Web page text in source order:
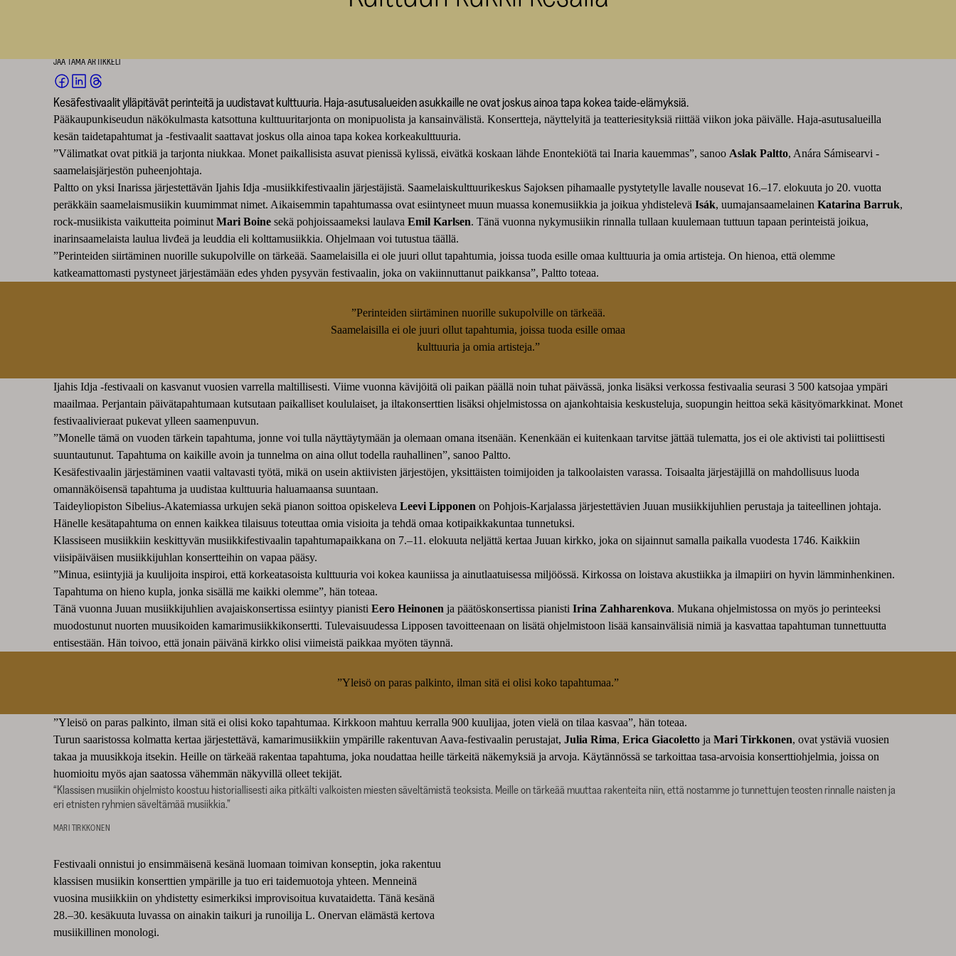
JAA TÄMÄ ARTIKKELI
JAA
FACEBOOKISSA
(AVAUTUU
UUTEEN
IKKUNAAN)
JAA
LINKEDINISSÄ
(AVAUTUU
UUTEEN
IKKUNAAN)
JAA
THREADSISSÄ
(AVAUTUU
UUTEEN
IKKUNAAN)
Kesäfestivaalit ylläpitävät perinteitä ja uudistavat kulttuuria. Haja-asutusalueiden asukkaille ne ovat joskus ainoa tapa kokea taide-elämyksiä.
Pääkaupunkiseudun näkökulmasta katsottuna kulttuuritarjonta on monipuolista ja kansainvälistä. Konsertteja, näyttelyitä ja teatteriesityksiä riittää viikon joka päivälle. Haja-asutusalueilla
kesän taidetapahtumat ja -festivaalit saattavat joskus olla ainoa tapa kokea korkeakulttuuria.
”Välimatkat ovat pitkiä ja tarjonta niukkaa. Monet paikallisista asuvat pienissä kylissä, eivätkä koskaan lähde Enontekiötä tai Inaria kauemmas”, sanoo Aslak Paltto, Anára Sámisearvi -
saamelaisjärjestön puheenjohtaja.
Paltto on yksi Inarissa järjestettävän Ijahis Idja -musiikkifestivaalin järjestäjistä. Saamelaiskulttuurikeskus Sajoksen pihamaalle pystytetylle lavalle nousevat 16.–17. elokuuta jo 20. vuotta
peräkkäin saamelaismusiikin kuumimmat nimet. Aikaisemmin tapahtumassa ovat esiintyneet muun muassa konemusiikkia ja joikua yhdistelevä Isák, uumajansaamelainen Katarina Barruk,
rock-musiikista vaikutteita poiminut Mari Boinesekä pohjoissaameksi laulava Emil Karlsen. Tänä vuonna nykymusiikin rinnalla tullaan kuulemaan tuttuun tapaan perinteistä joikua,
inarinsaamelaista laulua livđeä ja leuddia eli kolttamusiikkia. Ohjelmaan voi tutustua täällä.
”Perinteiden siirtäminen nuorille sukupolville on tärkeää. Saamelaisilla ei ole juuri ollut tapahtumia, joissa tuoda esille omaa kulttuuria ja omia artisteja. On hienoa, että olemme
katkeamattomasti pystyneet järjestämään edes yhden pysyvän festivaalin, joka on vakiinnuttanut paikkansa”, Paltto toteaa.
”Perinteiden siirtäminen nuorille sukupolville on tärkeää.
Saamelaisilla ei ole juuri ollut tapahtumia, joissa tuoda esille omaa
kulttuuria ja omia artisteja.”
Ijahis Idja -festivaali on kasvanut vuosien varrella maltillisesti. Viime vuonna kävijöitä oli paikan päällä noin tuhat päivässä, jonka lisäksi verkossa festivaalia seurasi 3 500 katsojaa ympäri
maailmaa. Perjantain päivätapahtumaan kutsutaan paikalliset koululaiset, ja iltakonserttien lisäksi ohjelmistossa on ajankohtaisia keskusteluja, suopungin heittoa sekä käsityömarkkinat. Monet
festivaalivieraat pukevat ylleen saamenpuvun.
”Monelle tämä on vuoden tärkein tapahtuma, jonne voi tulla näyttäytymään ja olemaan omana itsenään. Kenenkään ei kuitenkaan tarvitse jättää tulematta, jos ei ole aktivisti tai poliittisesti
suuntautunut. Tapahtuma on kaikille avoin ja tunnelma on aina ollut todella rauhallinen”, sanoo Paltto.
Kesäfestivaalin järjestäminen vaatii valtavasti työtä, mikä on usein aktiivisten järjestöjen, yksittäisten toimijoiden ja talkoolaisten varassa. Toisaalta järjestäjillä on mahdollisuus luoda
omannäköisensä tapahtuma ja uudistaa kulttuuria haluamaansa suuntaan.
Taideyliopiston Sibelius-Akatemiassa urkujen sekä pianon soittoa opiskeleva Leevi Lipponen on Pohjois-Karjalassa järjestettävien Juuan musiikkijuhlien perustaja ja taiteellinen johtaja.
Hänelle kesätapahtuma on ennen kaikkea tilaisuus toteuttaa omia visioita ja tehdä omaa kotipaikkakuntaa tunnetuksi.
Klassiseen musiikkiin keskittyvän musiikkifestivaalin tapahtumapaikkana on 7.–11. elokuuta neljättä kertaa Juuan kirkko, joka on sijainnut samalla paikalla vuodesta 1746. Kaikkiin
viisipäiväisen musiikkijuhlan konsertteihin on vapaa pääsy.
”Minua, esiintyjiä ja kuulijoita inspiroi, että korkeatasoista kulttuuria voi kokea kauniissa ja ainutlaatuisessa miljöössä. Kirkossa on loistava akustiikka ja ilmapiiri on hyvin lämminhenkinen.
Tapahtuma on hieno kupla, jonka sisällä me kaikki olemme”, hän toteaa.
Tänä vuonna Juuan musiikkijuhlien avajaiskonsertissa esiintyy pianisti Eero Heinonen ja päätöskonsertissa pianisti Irina Zahharenkova. Mukana ohjelmistossa on myös jo perinteeksi
muodostunut nuorten muusikoiden kamarimusiikkikonsertti. Tulevaisuudessa Lipposen tavoitteenaan on lisätä ohjelmistoon lisää kansainvälisiä nimiä ja kasvattaa tapahtuman tunnettuutta
entisestään. Hän toivoo, että jonain päivänä kirkko olisi viimeistä paikkaa myöten täynnä.
”Yleisö on paras palkinto, ilman sitä ei olisi koko tapahtumaa.”
”Yleisö on paras palkinto, ilman sitä ei olisi koko tapahtumaa. Kirkkoon mahtuu kerralla 900 kuulijaa, joten vielä on tilaa kasvaa”, hän toteaa.
Turun saaristossa kolmatta kertaa järjestettävä, kamarimusiikkiin ympärille rakentuvan Aava-festivaalin perustajat, Julia Rima, Erica Giacoletto ja Mari Tirkkonen, ovat ystäviä vuosien
takaa ja muusikkoja itsekin. Heille on tärkeää rakentaa tapahtuma, joka noudattaa heille tärkeitä näkemyksiä ja arvoja. Käytännössä se tarkoittaa tasa-arvoisia konserttiohjelmia, joissa on
huomioitu myös ajan saatossa vähemmän näkyvillä olleet tekijät.
“Klassisen musiikin ohjelmisto koostuu historiallisesti aika pitkälti valkoisten miesten säveltämistä teoksista. Meille on tärkeää muuttaa rakenteita niin, että nostamme jo tunnettujen teosten rinnalle naisten ja
eri etnisten ryhmien säveltämää musiikkia.”
MARI TIRKKONEN
Festivaali onnistui jo ensimmäisenä kesänä luomaan toimivan konseptin, joka rakentuu
klassisen musiikin konserttien ympärille ja tuo eri taidemuotoja yhteen. Menneinä
vuosina musiikkiin on yhdistetty esimerkiksi improvisoitua kuvataidetta. Tänä kesänä
28.–30. kesäkuuta luvassa on ainakin taikuri ja runoilija L. Onervan elämästä kertova
musiikillinen monologi.